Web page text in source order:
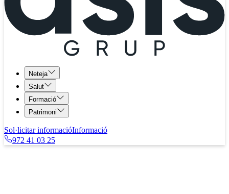
Neteja
Salut
Formació
Patrimoni
Sol·licitar informacióInformació
972 41 03 25